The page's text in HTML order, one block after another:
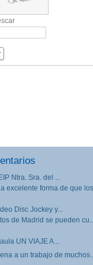
Ntra. Sra. del ...
excelente forma de que
Disc Jockey y...
de Madrid se pueden
UN VIAJE A...
a un trabajo de